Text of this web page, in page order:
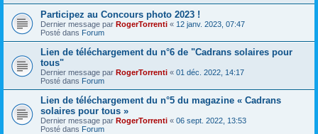
Participez au Concours photo 2023 !
Dernier message par RogerTorrenti « 12 janv. 2023, 07:47
Posté dans Forum
Lien de téléchargement du n°6 de "Cadrans solaires pour
tous"
Dernier message par RogerTorrenti « 01 déc. 2022, 14:17
Posté dans Forum
Lien de téléchargement du n°5 du magazine « Cadrans
solaires pour tous »
Dernier message par RogerTorrenti « 06 sept. 2022, 13:53
Posté dans Forum